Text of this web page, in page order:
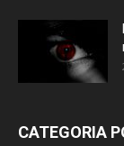
CATEGORIA